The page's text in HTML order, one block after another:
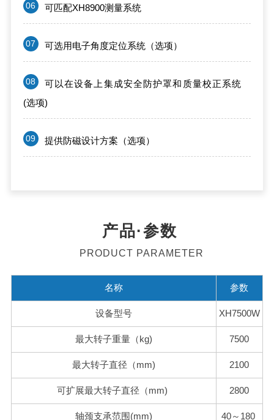
06 可匹配XH8900测量系统
07 可选用电子角度定位系统（选项）
08
可以在设备上集成安全防护罩和质量校正系统
(选项)
09 提供防磁设计方案（选项）
产品·参数
PRODUCT PARAMETER
名称 参数
设备型号 XH7500W
最大转子重量（kg) 7500
最大转子直径（mm) 2100
可扩展最大转子直径（mm) 2800
轴颈支承范围(mm) 40～180